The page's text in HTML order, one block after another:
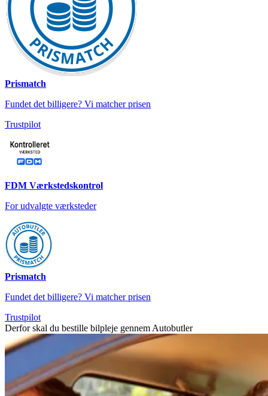
Prismatch
Fundet det billigere? Vi matcher prisen
Trustpilot
FDM Værkstedskontrol
For udvalgte værksteder
Prismatch
Fundet det billigere? Vi matcher prisen
Trustpilot
Derfor skal du bestille bilpleje gennem Autobutler